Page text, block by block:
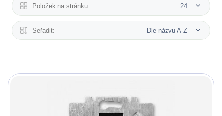
Položek na stránku: 24
Seřadit: Dle názvu A-Z